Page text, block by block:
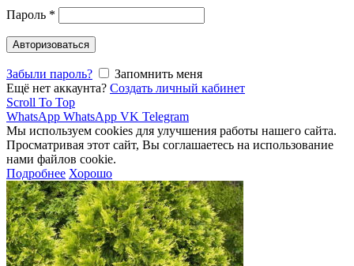
Пароль *
Авторизоваться
Забыли пароль?
Запомнить меня
Ещё нет аккаунта? Создать личный кабинет
Scroll To Top
WhatsApp WhatsApp VK Telegram
Мы используем cookies для улучшения работы нашего сайта.
Просматривая этот сайт, Вы соглашаетесь на использование
нами файлов cookie.
Подробнее Хорошо